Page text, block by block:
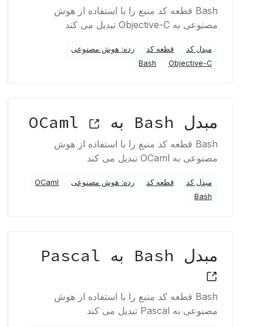
Bash قطعه کد منبع را با استفاده از هوش
مصنوعی به Objective-C تبدیل می کند
مبدل کد قطعه کد
رده: هوش مصنوعی
Objective-C
Bash
مبدل Bash به OCaml
Bash قطعه کد منبع را با استفاده از هوش
مصنوعی به OCaml تبدیل می کند
مبدل کد قطعه کد رده: هوش مصنوعی
OCaml
Bash
مبدل Bash به Pascal
Bash قطعه کد منبع را با استفاده از هوش
مصنوعی به Pascal تبدیل می کند